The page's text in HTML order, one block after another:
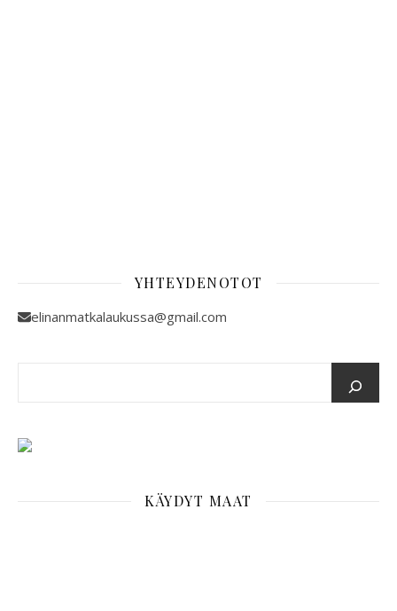
YHTEYDENOTOT
elinanmatkalaukussa@gmail.com
KÄYDYT MAAT